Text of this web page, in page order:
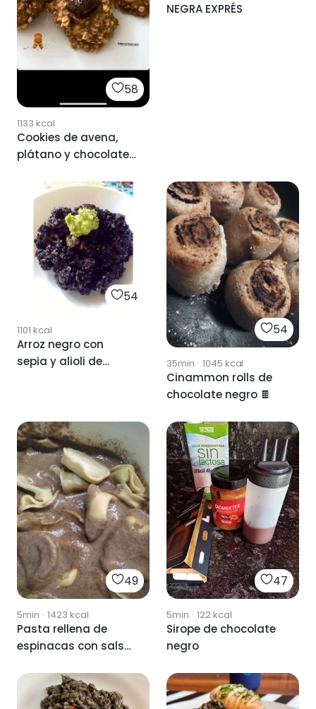
58
1133 kcal
Cookies de avena,
plátano y chocolate
NEGRA EXPRÉS
54
1101 kcal
Arroz negro con
sepia y alioli de
54
35min · 1045 kcal
Cinammon rolls de
chocolate negro 🍫
49
5min · 1423 kcal
Pasta rellena de
espinacas con salsa
47
5min · 122kcal
Sirope de chocolate
negro